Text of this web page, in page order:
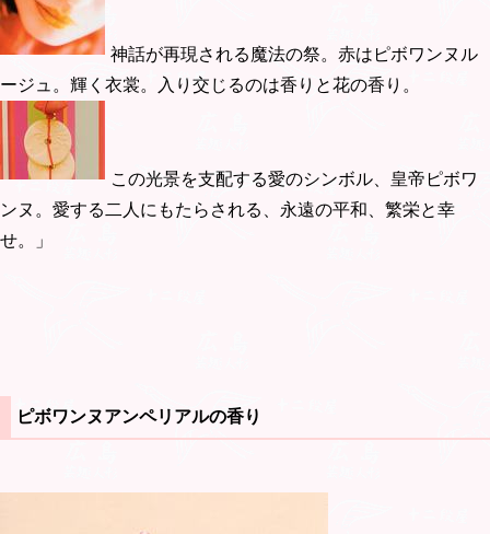
神話が再現される魔法の祭。赤はピボワンヌル
ージュ。輝く衣裳。入り交じるのは香りと花の香り。
この光景を支配する愛のシンボル、皇帝ピボワ
ンヌ。愛する二人にもたらされる、永遠の平和、繁栄と幸
せ。」
ピボワンヌアンペリアルの香り